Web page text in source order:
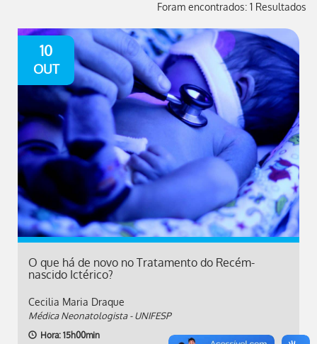
Foram encontrados: 1 Resultados
10
OUT
O que há de novo no Tratamento do Recém-
nascido Ictérico?
Cecilia Maria Draque
Médica Neonatologista - UNIFESP
Hora: 15h00min